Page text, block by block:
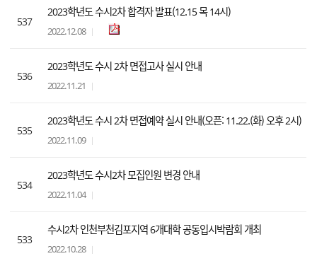
537
2023학년도 수시2차 합격자 발표(12.15 목 14시)
2022.12.08
536
2023학년도 수시 2차 면접고사 실시 안내
2022.11.21
535
2023학년도 수시 2차 면접예약 실시 안내(오픈: 11.22.(화) 오후 2시)
2022.11.09
534
2023학년도 수시2차 모집인원 변경 안내
2022.11.04
533
수시2차 인천부천김포지역 6개대학 공동입시박람회 개최
2022.10.28